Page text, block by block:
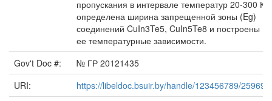
пропускания в интервале температур 20-300 К
определена ширина запрещенной зоны (Eg)
соединений CuIn3Te5, CuIn5Te8 и построены
ее температурные зависимости.
Gov't Doc #:
№ ГР 20121435
URI:
https://libeldoc.bsuir.by/handle/123456789/25969